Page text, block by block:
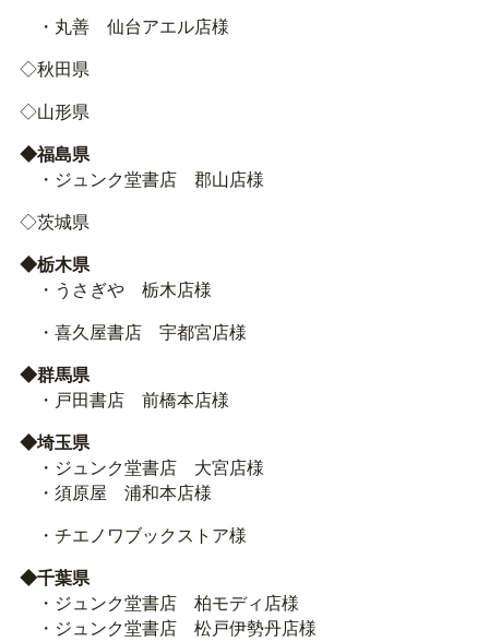
・丸善 仙台アエル店様
◇秋田県
◇山形県
◆福島県
・ジュンク堂書店 郡山店様
◇茨城県
◆栃木県
・うさぎや 栃木店様
・喜久屋書店 宇都宮店様
◆群馬県
・戸田書店 前橋本店様
◆埼玉県
・ジュンク堂書店 大宮店様
・須原屋 浦和本店様
・チエノワブックストア様
◆千葉県
・ジュンク堂書店 柏モディ店様
・ジュンク堂書店 松戸伊勢丹店様